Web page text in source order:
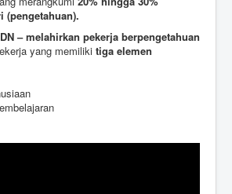
(pengetahuan).
– melahirkan pekerja berpengetahuan
yang memiliki tiga elemen